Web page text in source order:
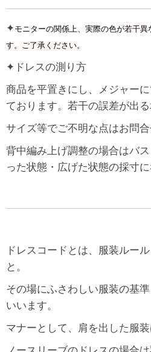
✦モニターの関係上、実際の色が若干異
す。ご了承ください。
✦ドレスの測り方
商品を平置きにし、メジャー
ております。若干の誤差が出る
サイズ等でご不明な点はお問合
背中編み上げ調整の場合はバ
った状態・広げた状態の採寸に
ドレスコードとは、服装ルー
と。
その場にふさわしい服装の基
いいます。
マナーとして、肩を出した服装